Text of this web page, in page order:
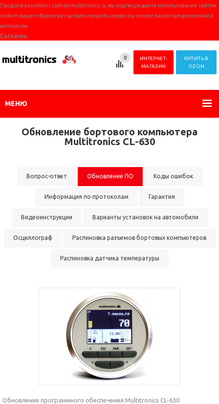
Продолжая работу с сайтом multitronics.ru, вы подтверждаете использование сайтом
cookies вашего браузера с целью улучшить сервис на основе ваших предпочтений и
интересов.
Согласен
КУПИТЬ В
OZON
ИНТЕРНЕТ-
МАГАЗИН
0
МЕНЮ
Обновление бортового компьютера
Multitronics CL-630
Вопрос-ответ Обновление ПО Коды ошибок
Информация по протоколам Гарантия
Видеоинструкции Варианты установок на автомобили
Осциллограф Распиновка разъемов бортовых компьютеров
Распиновка датчика температуры
Обновление программного обеспечения Multitronics CL-630